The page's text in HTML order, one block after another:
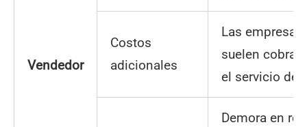
Vendedor
Costos
adicionales
Las
suelen cobrar
el servicio de
Demora en